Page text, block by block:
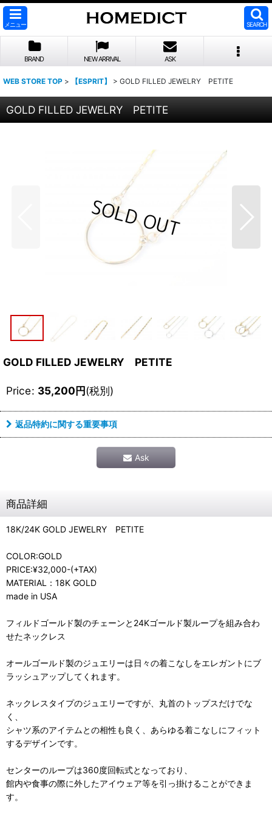
メニュー SEARCH
BRAND NEW ARRIVAL ASK
WEB STORE TOP > 【ESPRIT】 > GOLD FILLED JEWELRY PETITE
GOLD FILLED JEWELRY PETITE
GOLD FILLED JEWELRY PETITE
Price: 35,200円(税別)
返品特約に関する重要事項
Ask
商品詳細
18K/24K GOLD JEWELRY PETITE
COLOR:GOLD
PRICE:¥32,000-(+TAX)
MATERIAL：18K GOLD
made in USA
フィルドゴールド製のチェーンと24Kゴールド製ループを組み合わ
せたネックレス
オールゴールド製のジュエリーは日々の着こなしをエレガントにブ
ラッシュアップしてくれます。
ネックレスタイプのジュエリーですが、丸首のトップスだけでな
く、
シャツ系のアイテムとの相性も良く、あらゆる着こなしにフィット
するデザインです。
センターのループは360度回転式となっており、
館内や食事の際に外したアイウェア等を引っ掛けることができま
す。